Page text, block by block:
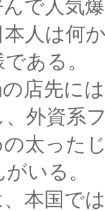
で人気
人は何
ある。
店先には
外資系
太った
いる。
本国で